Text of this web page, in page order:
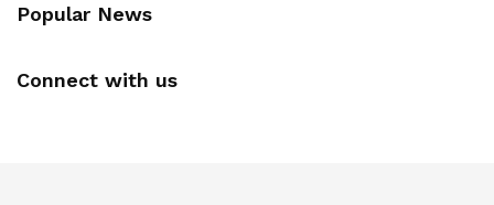
Popular News
Connect with us